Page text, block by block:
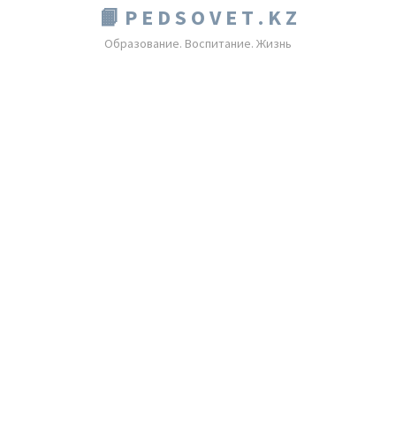
📙 P E D S O V E T . K Z
Образование. Воспитание. Жизнь